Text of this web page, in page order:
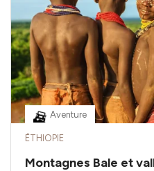
Aventure
ÉTHIOPIE
Montagnes Bale et